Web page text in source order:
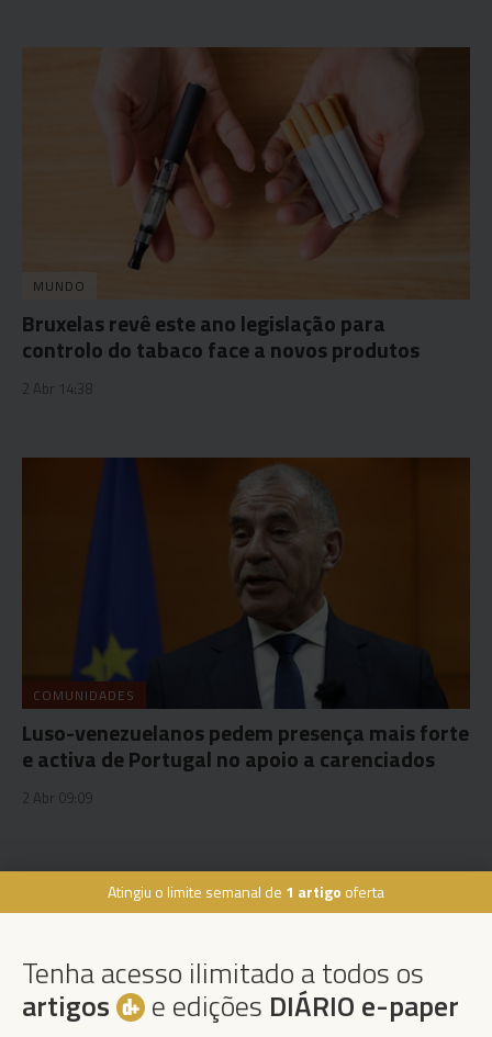
Atingiu o limite semanal de 1 artigo oferta
Tenha acesso ilimitado a todos os
artigos e edições DIÁRIO e-paper
MUNDO
Bruxelas revê este ano legislação para
controlo do tabaco face a novos produtos
2 Abr 14:38
COMUNIDADES
Luso-venezuelanos pedem presença mais forte
e activa de Portugal no apoio a carenciados
2 Abr 09:09
291 202 300
Instale a nossa App
Podcasts ×